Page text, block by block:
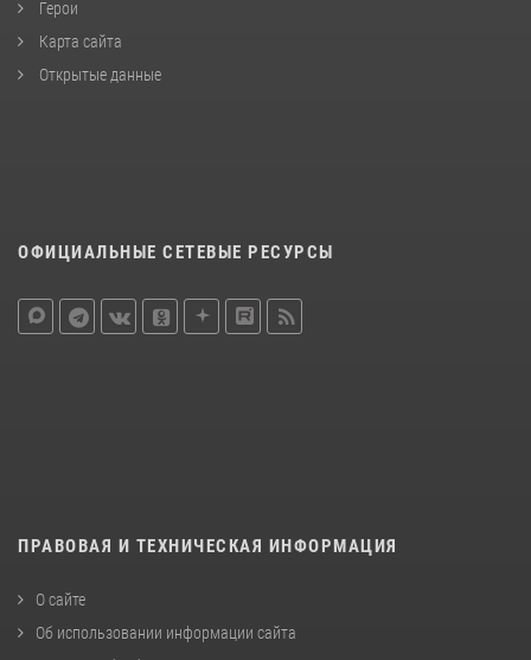
Герои
Карта сайта
Открытые данные
ОФИЦИАЛЬНЫЕ СЕТЕВЫЕ РЕСУРСЫ
ПРАВОВАЯ И ТЕХНИЧЕСКАЯ ИНФОРМАЦИЯ
О сайте
Об использовании информации сайта